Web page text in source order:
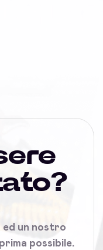
ed un nostro
possibile.